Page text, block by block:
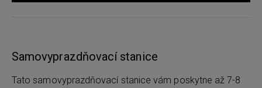
Samovyprazdňovací stanice
Tato samovyprazdňovací stanice vám poskytne až 7-8